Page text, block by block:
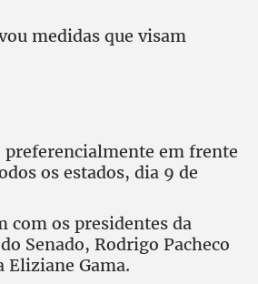
medidas que visam
preferencialmente em frente
os estados, dia 9 de
com os presidentes da
Senado, Rodrigo Pacheco
Eliziane Gama.